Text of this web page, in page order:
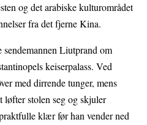
og det arabiske kulturområdet
fra det fjerne Kina.
Liutprand om
keiserpalass. Ved
med dirrende tunger, mens
løfter stolen seg og skjuler
klær før han vender ned